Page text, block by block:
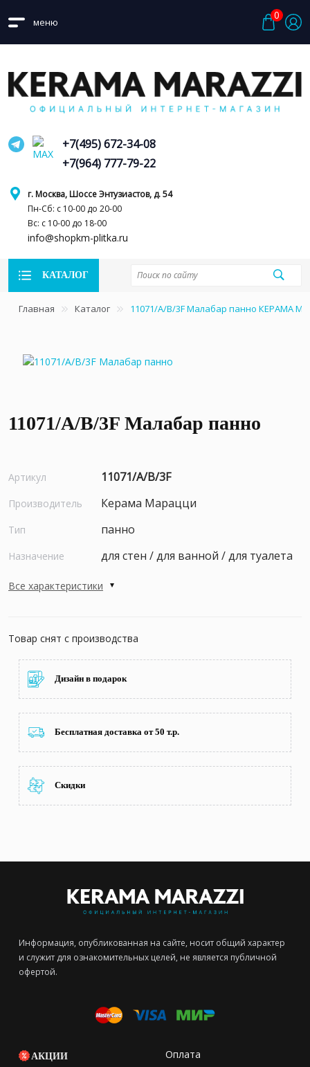
меню
0
г. Москва, Шоссе Энтузиастов, д. 54
Пн-Сб: с 10-00 до 20-00
Вс: с 10-00 до 18-00
info@shopkm-plitka.ru
+7(495) 672-34-08
+7(964) 777-79-22
КАТАЛОГ
Главная Каталог 11071/A/B/3F Малабар панно КЕРАМА
11071/A/B/3F Малабар панно
Артикул 11071/A/B/3F
Производитель Керама Марацци
Тип панно
Назначение для стен / для ванной / для туалета
Все характеристики
Товар снят с производства
Дизайн в подарок
Бесплатная доставка от 50 т.р.
Скидки
Информация, опубликованная на сайте, носит общий характер
и служит для ознакомительных целей, не является публичной
офертой.
АКЦИИ Оплата